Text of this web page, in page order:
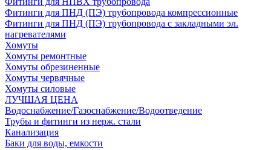
Фитинги для ПНД (ПЭ) трубопровода компрессионные
Фитинги для ПНД (ПЭ) трубопровода с закладными эл.
нагревателями
Хомуты
Хомуты ремонтные
Хомуты обрезиненные
Хомуты червячные
Хомуты силовые
ЛУЧШАЯ ЦЕНА
Водоснабжение/Газоснабжение/Водоотведение
Трубы и фитинги из нерж. стали
Канализация
Баки для воды, емкости